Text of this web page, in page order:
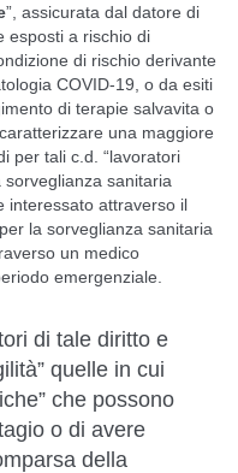
”, assicurata dal datore di
esposti a rischio di
di rischio derivante
COVID-19, o da esiti
di terapie salvavita o
una maggiore
per tali c.d. “lavoratori
sanitaria
interessato attraverso il
la sorveglianza sanitaria
un medico
emergenziale.
di tale diritto e
quelle in cui
che possono
o di avere
della